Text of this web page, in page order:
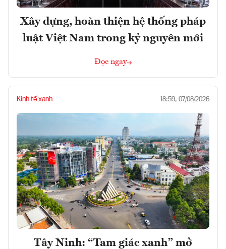
Xây dựng, hoàn thiện hệ thống pháp
luật Việt Nam trong kỷ nguyên mới
Đọc ngay
Kinh tế xanh 18:59, 07/08/2026
Tây Ninh: “Tam giác xanh” mở